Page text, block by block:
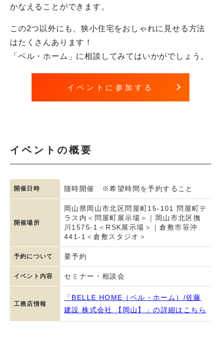
かなえることができます。
この2つ以外にも、狭小住宅をおしゃれに見せる方法
はたくさんあります！
「ベル・ホーム」に相談してみてはいかがでしょう。
イベントに参加する
イベントの概要
開催日時 随時開催 ※希望時間を予約すること
開催場所
岡山県岡山市北区問屋町15-101 問屋町テ
ラス内＜問屋町展示場＞｜岡山市北区撫
川1575-1＜RSK展示場＞｜倉敷市笹沖
441-1＜倉敷スタジオ＞
予約について 要予約
イベント内容 セミナー・相談会
工務店情報
「BELLE HOME（ベル・ホーム）/佐藤
建設 株式会社 【岡山】」の詳細はこちら